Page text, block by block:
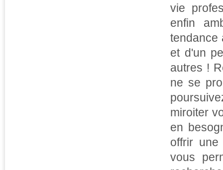
vie
enfin
tendance
et d'un
autres !
ne se
miroiter
en
offrir
vous